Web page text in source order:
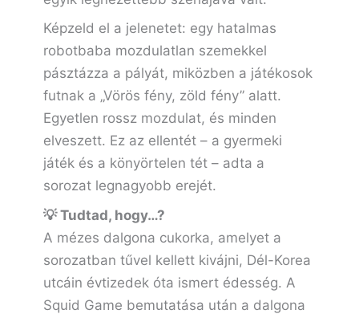
Képzeld el a jelenetet: egy hatalmas
robotbaba mozdulatlan szemekkel
pásztázza a pályát, miközben a játékosok
futnak a „Vörös fény, zöld fény” alatt.
Egyetlen rossz mozdulat, és minden
elveszett. Ez az ellentét – a gyermeki
játék és a könyörtelen tét – adta a
sorozat legnagyobb erejét.
💡 Tudtad, hogy…?
A mézes dalgona cukorka, amelyet a
sorozatban tűvel kellett kivájni, Dél-Korea
utcáin évtizedek óta ismert édesség. A
Squid Game bemutatása után a dalgona